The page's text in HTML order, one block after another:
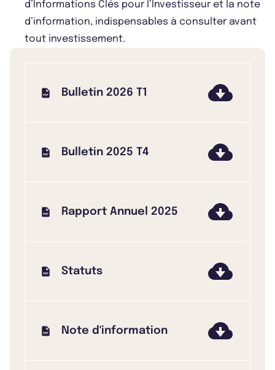
d’Informations Clés pour l’Investisseur et la note
d’information, indispensables à consulter avant
tout investissement.
Bulletin 2026 T1
Bulletin 2025 T4
Rapport Annuel 2025
Statuts
Note d'information